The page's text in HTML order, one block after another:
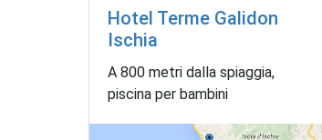
Hotel Terme Galidon
Ischia
A 800 metri dalla spiaggia,
piscina per bambini